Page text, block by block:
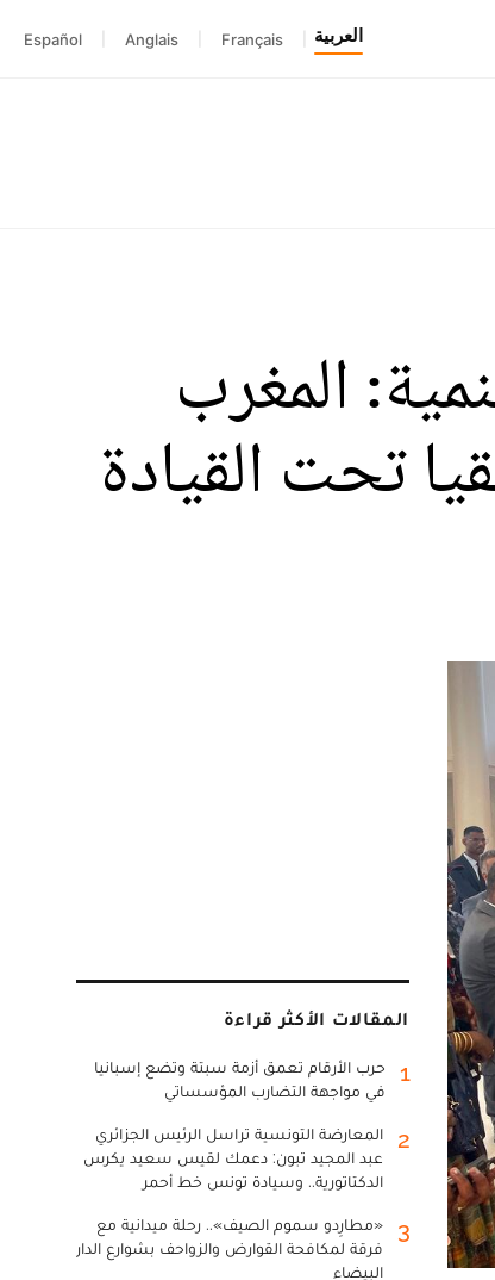
العربية Français
Anglais
Español
المغرب
تحت القيادة
المقالات الأكثر قراءة
1
حرب الأرقام تعمق أزمة سبتة وتضع إسبانيا
في مواجهة التضارب المؤسساتي
2
المعارضة التونسية تراسل الرئيس الجزائري
عبد المجيد تبون: دعمك لقيس سعيد يكرس
الدكتاتورية.. وسيادة تونس خط أحمر
3
«مطارِدو سموم الصيف».. رحلة ميدانية مع
فرقة لمكافحة القوارض والزواحف بشوارع الدار
البيضاء